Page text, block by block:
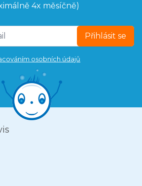
4x měsíčně)
Přihlásit se
osobních údajů